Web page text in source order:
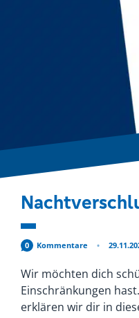
0 Kommentare
Wir möchten dich
Einschränkungen
erklären wir dir in